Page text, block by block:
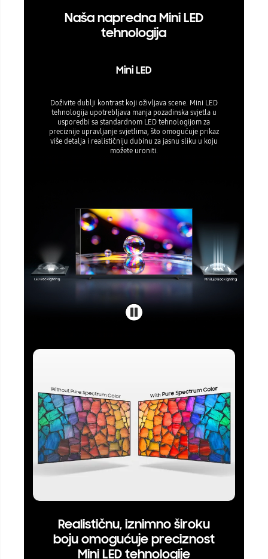
Naša napredna Mini LED
tehnologija
Mini LED
Doživite dublji kontrast koji oživljava scene. Mini LED
tehnologija upotrebljava manja pozadinska svjetla u
usporedbi sa standardnom LED tehnologijom za
preciznije upravljanje svjetlima, što omogućuje prikaz
više detalja i realističniju dubinu za jasnu sliku u koju
možete uroniti.
Realističnu, iznimno široku
boju omogućuje preciznost
Mini LED tehnologije